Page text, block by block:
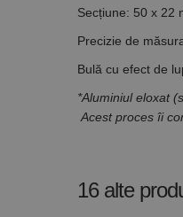
Secțiune: 50 x 22
Precizie de
Bulă cu efect de
*Aluminiul eloxat
Acest proces îi
16 alte